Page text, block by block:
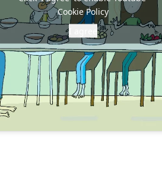
Cookie Policy